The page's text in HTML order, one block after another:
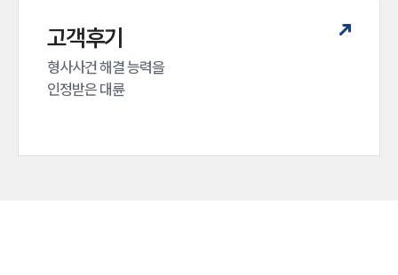
고객후기
형사사건 해결 능력을
인정받은 대륜